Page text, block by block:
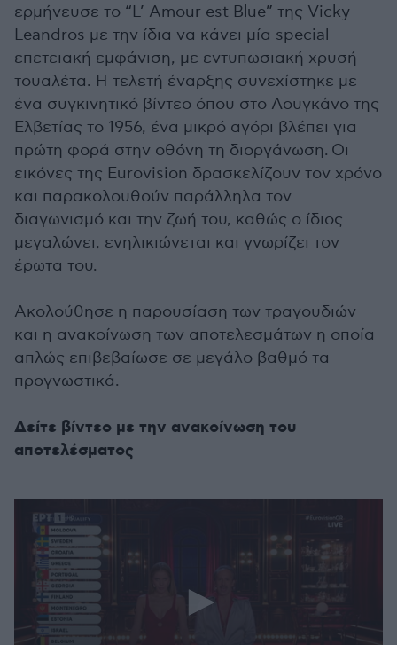
ερμήνευσε το “L’ Amour est Blue” της Vicky
Leandros με την ίδια να κάνει μία special
επετειακή εμφάνιση, με εντυπωσιακή χρυσή
τουαλέτα. Η τελετή έναρξης συνεχίστηκε με
ένα συγκινητικό βίντεο όπου στο Λουγκάνο της
Ελβετίας το 1956, ένα μικρό αγόρι βλέπει για
πρώτη φορά στην οθόνη τη διοργάνωση. Οι
εικόνες της Eurovision δρασκελίζουν τον χρόνο
και παρακολουθούν παράλληλα τον
διαγωνισμό και την ζωή του, καθώς ο ίδιος
μεγαλώνει, ενηλικιώνεται και γνωρίζει τον
έρωτα του.
Ακολούθησε η παρουσίαση των τραγουδιών
και η ανακοίνωση των αποτελεσμάτων η οποία
απλώς επιβεβαίωσε σε μεγάλο βαθμό τα
προγνωστικά.
Δείτε βίντεο με την ανακοίνωση του
αποτελέσματος